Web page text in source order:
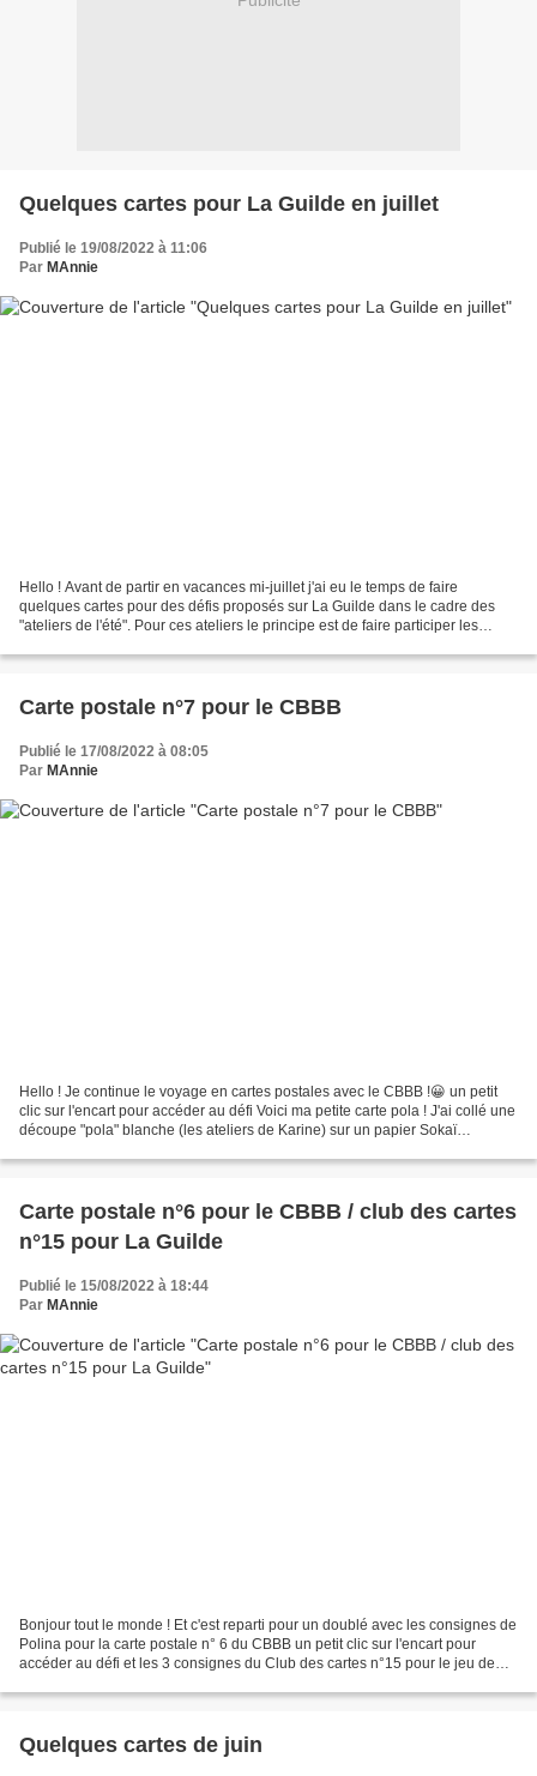
Quelques cartes pour La Guilde en juillet
Publié le 19/08/2022 à 11:06
Par MAnnie
Hello ! Avant de partir en vacances mi-juillet j'ai eu le temps de faire
quelques cartes pour des défis proposés sur La Guilde dans le cadre des
"ateliers de l'été". Pour ces ateliers le principe est de faire participer les
Carte postale n°7 pour le CBBB
Publié le 17/08/2022 à 08:05
Par MAnnie
Hello ! Je continue le voyage en cartes postales avec le CBBB !😀 un petit
clic sur l'encart pour accéder au défi Voici ma petite carte pola ! J'ai collé une
découpe "pola" blanche (les ateliers de Karine) sur un papier Sokaï
Carte postale n°6 pour le CBBB / club des cartes
n°15 pour La Guilde
Publié le 15/08/2022 à 18:44
Par MAnnie
Bonjour tout le monde ! Et c'est reparti pour un doublé avec les consignes de
Polina pour la carte postale n° 6 du CBBB un petit clic sur l'encart pour
accéder au défi et les 3 consignes du Club des cartes n°15 pour le jeu de
Quelques cartes de juin